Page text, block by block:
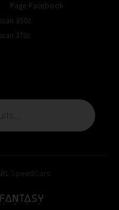
Page Facebook
350z
370z
SpeedCars